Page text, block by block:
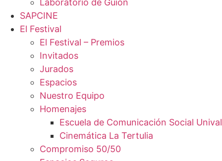
Laboratorio de Guión
SAPCINE
El Festival
El Festival – Premios
Invitados
Jurados
Espacios
Nuestro Equipo
Homenajes
Escuela de Comunicación Social
Cinemática La Tertulia
Compromiso 50/50